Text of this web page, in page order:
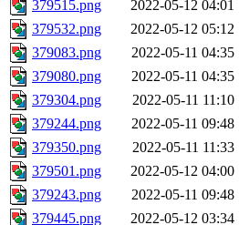
379515.png
2022-05-12 04:01
379532.png
2022-05-12 05:12
379083.png
2022-05-11 04:35
379080.png
2022-05-11 04:35
379304.png
2022-05-11 11:10
379244.png
2022-05-11 09:48
379350.png
2022-05-11 11:33
379501.png
2022-05-12 04:00
379243.png
2022-05-11 09:48
379445.png
2022-05-12 03:34